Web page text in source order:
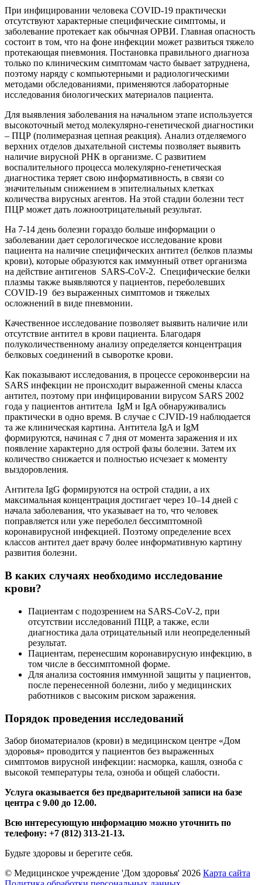
При инфицировании человека COVID-19 практически
отсутствуют характерные специфические симптомы, и
заболевание протекает как обычная ОРВИ. Главная опасность
состоит в том, что на фоне инфекции может развиться тяжело
протекающая пневмония. Постановка правильного диагноза
только по клиническим симптомам часто бывает затруднена,
поэтому наряду с компьютерными и радиологическими
методами обследованиями, применяются лабораторные
исследования биологических материалов пациента.
Для выявления заболевания на начальном этапе используется
высокоточный метод молекулярно-генетической диагностики
– ПЦР (полимеразная цепная реакция). Aнализ отделяемого
верхних отделов дыхательной системы позволяет выявить
наличие вирусной РНК в организме. С развитием
воспалительного процесса молекулярно-генетическая
диагностика теряет свою информативность, в связи со
значительным снижением в эпителиальных клетках
количества вирусных агентов. На этой стадии болезни тест
ПЦР может дать ложноотрицательный результат.
На 7-14 день болезни гораздо больше информации о
заболевании дает серологическое исследование крови
пациента на наличие специфических антител (белков плазмы
крови), которые образуются как иммунный ответ организма
на действие антигенов SARS-CoV-2. Специфические белки
плазмы также выявляются у пациентов, переболевших
COVID-19 без выраженных симптомов и тяжелых
осложнений в виде пневмонии.
Качественное исследование позволяет выявить наличие или
отсутствие антител в крови пациента. Благодаря
полуколичественному анализу определяется концентрация
белковых соединений в сыворотке крови.
Как показывают исследования, в процессе сероконверсии на
SARS инфекции не происходит выраженной смены класса
антител, поэтому при инфицировании вирусом SARS 2002
года у пациентов антитела IgM и IgA обнаруживались
практически в одно время. В случае с CJVID-19 наблюдается
та же клиническая картина. Антитела IgA и IgM
формируются, начиная с 7 дня от момента заражения и их
появление характерно для острой фазы болезни. Затем их
количество снижается и полностью исчезает к моменту
выздоровления.
Антитела IgG формируются на острой стадии, а их
максимальная концентрация достигает через 10–14 дней с
начала заболевания, что указывает на то, что человек
поправляется или уже переболел бессимптомной
коронавирусной инфекцией. Поэтому определение всех
классов антител дает врачу более информативную картину
развития болезни.
В каких случаях необходимо исследование
крови?
Пациентам с подозрением на SARS-CoV-2, при
отсутствии исследований ПЦР, а также, если
диагностика дала отрицательный или неопределенный
результат.
Пациентам, перенесшим коронавирусную инфекцию, в
том числе в бессимптомной форме.
Для анализа состояния иммунной защиты у пациентов,
после перенесенной болезни, либо у медицинских
работников с высоким риском заражения.
Порядок проведения исследований
Забор биоматериалов (крови) в медицинском центре «Дом
здоровья» проводится у пациентов без выраженных
симптомов вирусной инфекции: насморка, кашля, озноба с
высокой температуры тела, озноба и общей слабости.
Услуга оказывается без предварительной записи на базе
центра с 9.00 до 12.00.
Всю интересующую информацию можно уточнить по
телефону: +7 (812) 313-21-13.
Будьте здоровы и берегите себя.
© Медицинское учреждение 'Дом здоровья' 2026 Карта сайта